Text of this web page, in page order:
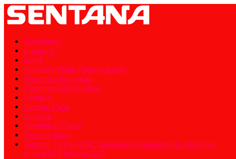
Disclaimer
e-paper2
home
Jokowi’s White Paper Launch
Pedoman Kebijakan
Pedoman Media Siber
Redaksi
Sample Page
sentana
Sentana E-Paper
Tentang Kami
Tumbuh 74,6%, NCKL Bukukan Pendapatan Rp 4,8 Triliun
di Kuartal Pertama 2023